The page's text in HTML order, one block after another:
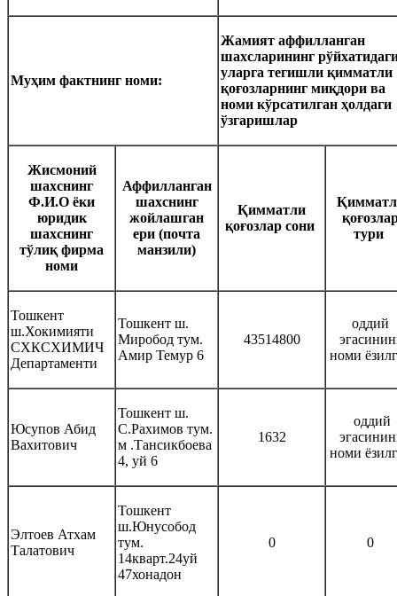
Муҳим фактнинг номи:‎
Жамият аффилланган
шахсларининг
уларга тегишли қимматли
қоғозларнинг миқдори ва
номи кўрсатилган ҳолдаги
ўзгаришлар‎‎
Жисмоний
шахснинг
Ф.И.О ёки
юридик
шахснинг
тўлиқ фирма
номи‎
Аффилланган
шахснинг
жойлашган
ери (почта
манзили)‎
Қимматли
қоғозлар сони ‎
тури ‎
‎Тошкент
ш.Хокимияти
СХКСХИМИЧ
Департаменти
‎‎Тошкент ш.
Миробод тум.
Амир Темур 6
43514800
‎оддий
номи
‎Юсупов Абид
Вахитович
‎Тошкент ш.
С.Рахимов тум.
м .Тансикбоева
4, уй 6
1632
‎ оддий
номи
Элтоев Атхам
Талатович
Тошкент
ш.Юнусобод
тум.
14кварт.24уй
47хонадон
0 0